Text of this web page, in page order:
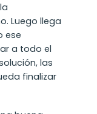
Luego llega
ese
a todo el
las
finalizar